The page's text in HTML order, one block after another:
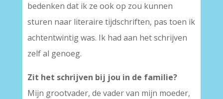
bedenken dat ik ze ook op zou kunnen
sturen naar literaire tijdschriften, pas toen ik
achtentwintig was. Ik had aan het schrijven
zelf al genoeg.
Zit het schrijven bij jou in de familie?
Mijn grootvader, de vader van mijn moeder,